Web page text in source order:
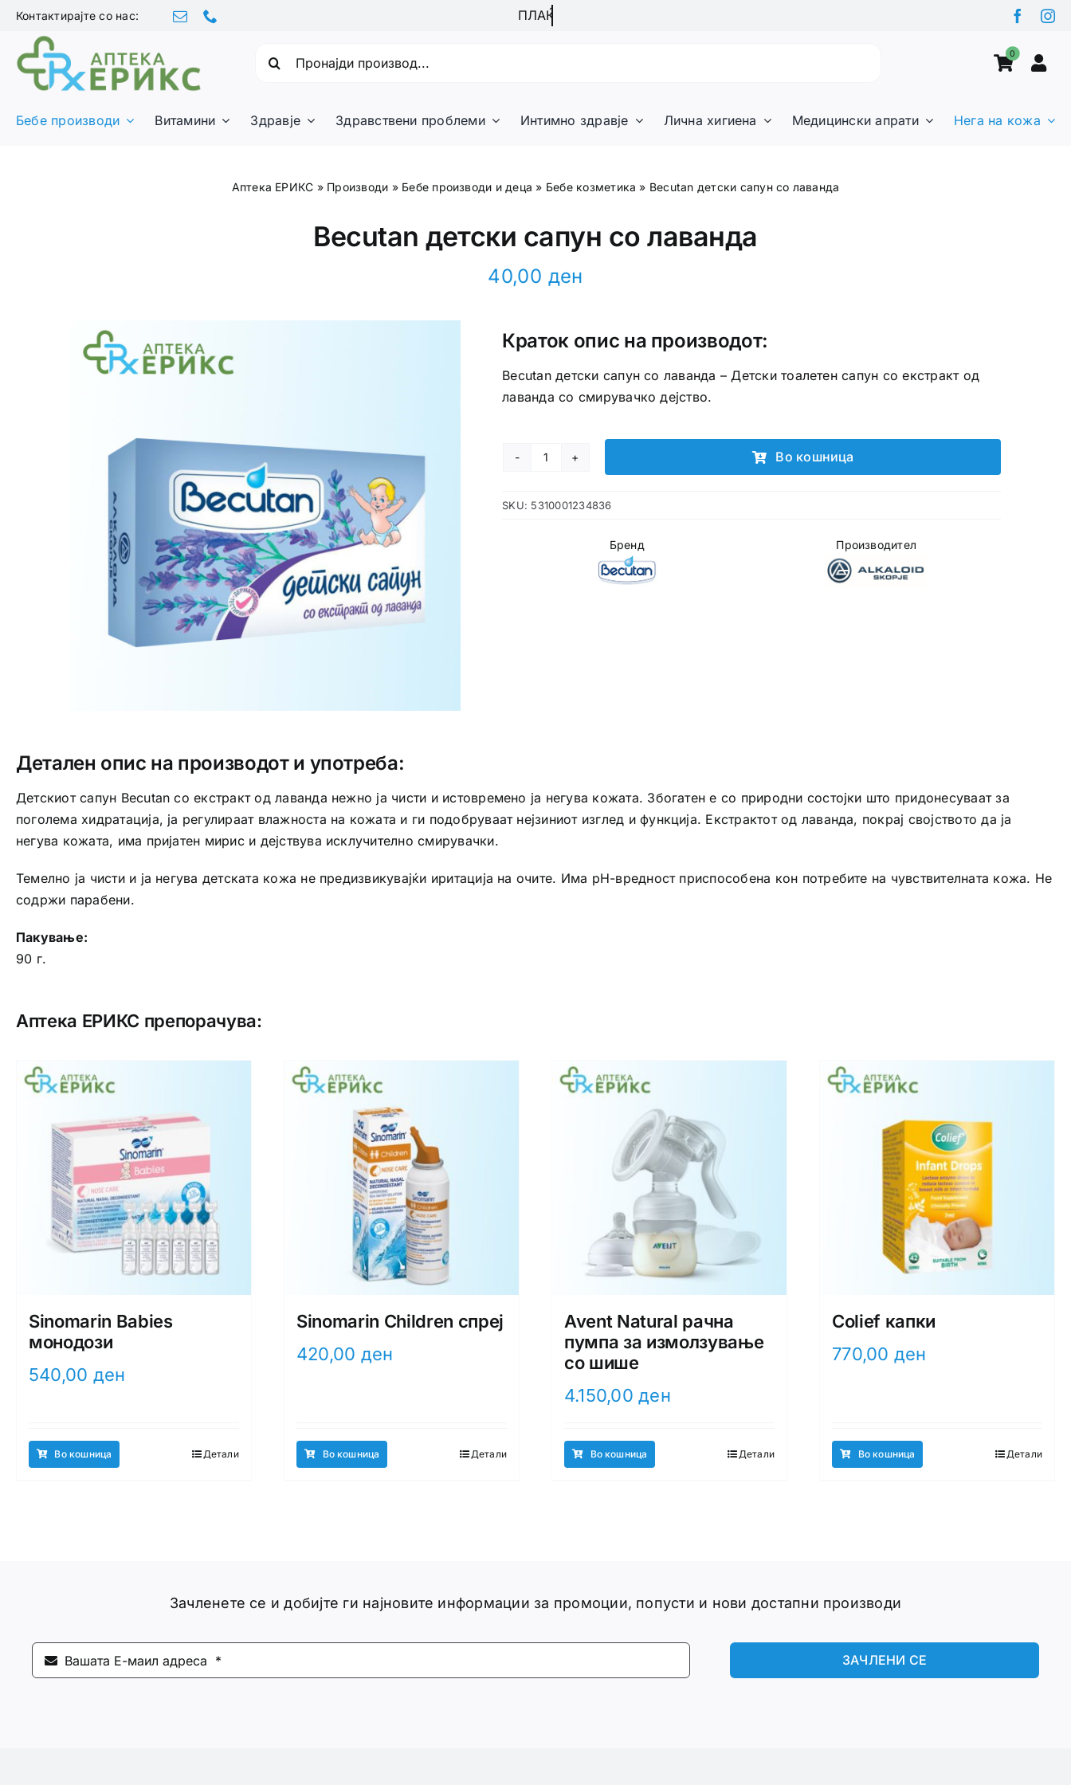
Skip
content
Контактирајте со нас:
0
Бебе производи Витамини Здравје Здравствени проблеми Интимно здравје Лична хигиена Медицински апрати Нега на кожа
Аптека ЕРИКС » Производи » Бебе производи и деца » Бебе козметика » Becutan детски сапун со лаванда
Becutan детски сапун со лаванда
40,00 ден
Краток опис на производот:
Becutan детски сапун со лаванда – Детски тоалетен сапун со екстракт од
лаванда со смирувачко дејство.
Becutan
сапун
количина
Во кошница
SKU: 5310001234836
Бренд Производител
Детален опис на производот и употреба:
Детскиот сапун Becutan со екстракт од лаванда нежно ја чисти и истовремено ја негува кожата. Збогатен е со природни состојки што придонесуваат за
поголема хидратација, ја регулираат влажноста на кожата и ги подобруваат нејзиниот изглед и функција. Екстрактот од лаванда, покрај својството да ја
негува кожата, има пријатен мирис и дејствува исклучително смирувачки.
Темелно ја чисти и ја негува детската кожа не предизвикувајќи иритација на очите. Има pH-вредност приспособена кон потребите на чувствителната кожа. Не
содржи парабени.
Пакување:
90 г.
Аптека ЕРИКС препорачува:
Sinomarin Babies
монодози
540,00 ден
Во кошница Детали
Sinomarin Children спреј
420,00 ден
Во кошница Детали
Avent Natural рачна
пумпа за измолзување
со шише
4.150,00ден
Во кошница Детали
Colief капки
770,00 ден
Во кошница Детали
Зачленете се и добијте ги најновите информации за промоции, попусти и нови достапни производи
ЗАЧЛЕНИ СЕ